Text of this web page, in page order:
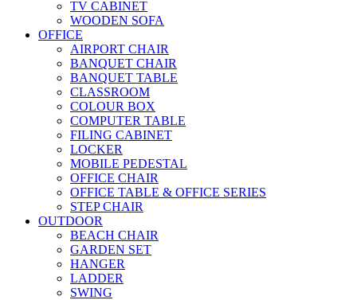
TV CABINET
WOODEN SOFA
OFFICE
AIRPORT CHAIR
BANQUET CHAIR
BANQUET TABLE
CLASSROOM
COLOUR BOX
COMPUTER TABLE
FILING CABINET
LOCKER
MOBILE PEDESTAL
OFFICE CHAIR
OFFICE TABLE & OFFICE SERIES
STEP CHAIR
OUTDOOR
BEACH CHAIR
GARDEN SET
HANGER
LADDER
SWING